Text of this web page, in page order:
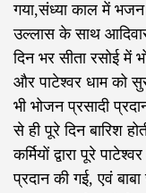
गया,संध्या काल में भजन
उल्लास के साथ
दिन भर सीता रसोई में
और पाटेश्वर धाम को
भी भोजन प्रसादी
से ही पूरे दिन बारिश
कर्मियों द्वारा पूरे
प्रदान की गई, एवं